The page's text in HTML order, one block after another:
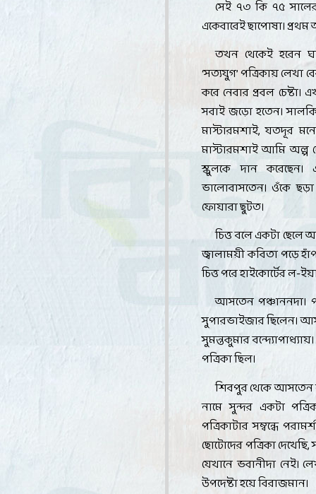
সেই ৭৩ কি ৭৫
একেবারেই ছাপোষা।
তখন থেকেই হরেন
‘সত্যযুগ’পত্রিকায় লেখা
করে নেবার প্রবল
সবাই জড়ো হতেন।
মাস্টারমশাই,যতদূর
মাস্টারমশাই আমি অল্প
স্কুলকে দান
ভালোবাসতেন। ওঁকে
ফোয়ারা ছুটত।
চিত্ত বলে একটা ছেলে
জ্বালাময়ী কবিতা পড়ে
চিত্ত পরে হাইকোর্টের ল-
আসতেন পঞ্চাননদা।
সুপারভাইজার ছিলেন।
সুমন্তকুমার
পত্রিকা ছিল।
শিবপুর থেকে আসতেন
নামে সুন্দর একটা
পত্রিকাটার সম্বন্ধে
ছোটোদের পত্রিকা দেখেছি,
যেখানে ভবানীদা নেই।
উপদেষ্টা হয়ে বিরাজমান।